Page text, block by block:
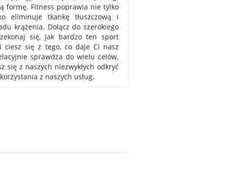
formę. Fitness poprawia nie tylko
eliminuje tkankę tłuszczową i
krążenia. Dołącz do szerokiego
się, jak bardzo ten sport
ciesz się z tego, co daje Ci nasz
sprawdza do wielu celów.
się z naszych niezwykłych odkryć
z naszych usług.